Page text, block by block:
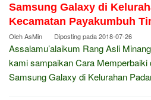
Samsung Galaxy di
Kecamatan Payakumbuh
OlehAsMin Diposting pada2018-07-26
Assalamu’alaikum Rang Asli
kami sampaikan Cara
Samsung Galaxy di Kelurahan